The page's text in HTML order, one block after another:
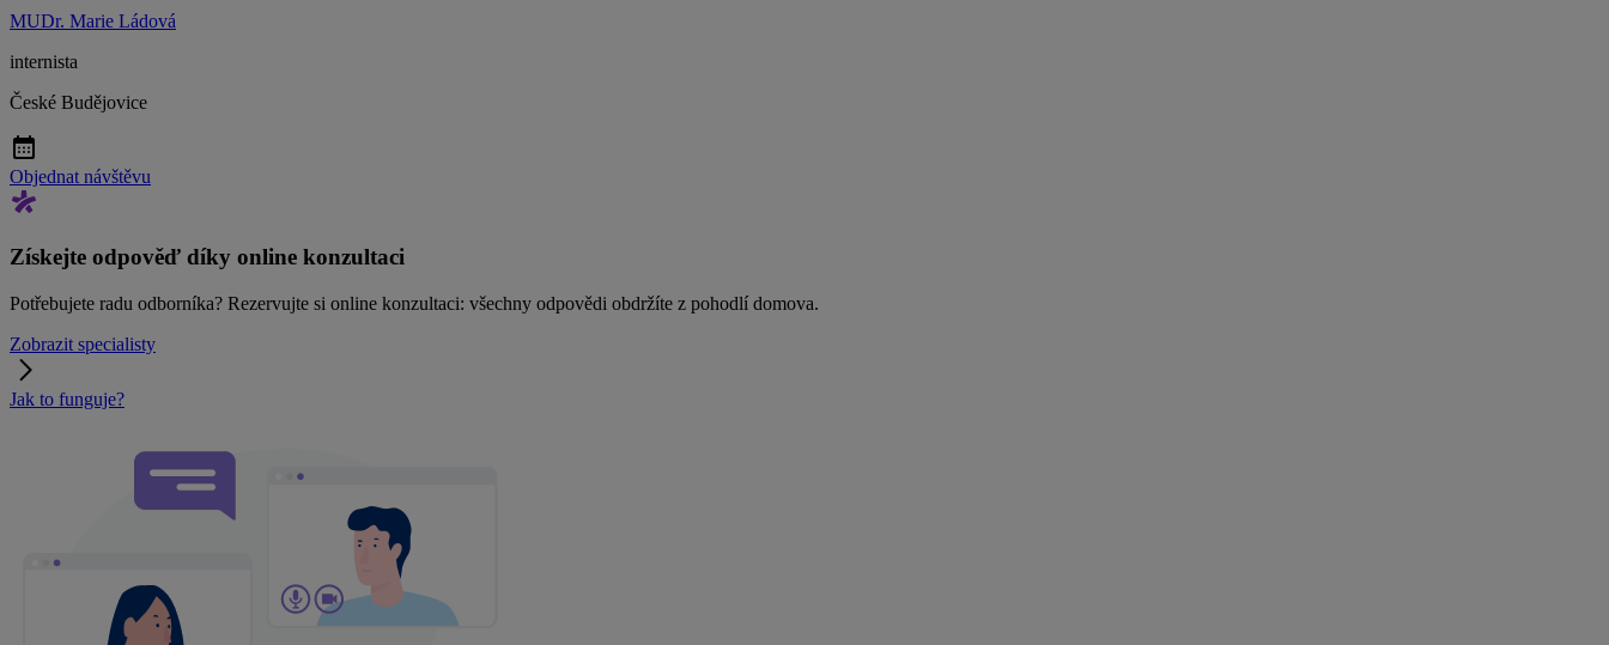
MUDr. Marie Ládová
internista
České Budějovice
Objednat návštěvu
Získejte odpověď díky online konzultaci
Potřebujete radu odborníka? Rezervujte si online konzultaci: všechny odpovědi obdržíte z pohodlí domova.
Zobrazit specialisty
Jak to funguje?